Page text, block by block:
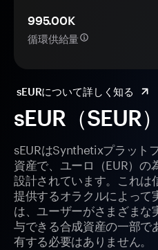
sEUR（SEUR
sEURはSynthetixプラット
資産で、ユーロ（EUR）の
設計されています。これは
提供するオラクルによって
は、ユーザーがさまざま
与できる合成資産の一部
有する必要はありません。
995.00K
循環供給量
sEURについて詳しく知る